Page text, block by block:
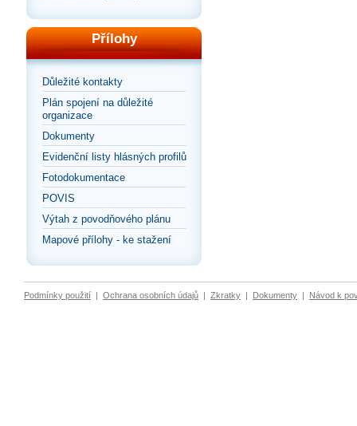
Přílohy
Důležité kontakty
Plán spojení na důležité
organizace
Dokumenty
Evidenční listy hlásných profilů
Fotodokumentace
POVIS
Výtah z povodňového plánu
Mapové přílohy - ke stažení
Podmínky použití | Ochrana osobních údajů | Zkratky | Dokumenty | Návod k